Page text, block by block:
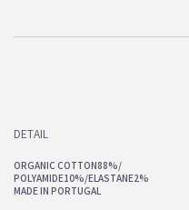
DETAIL
ORGANIC COTTON88%/
POLYAMIDE10%/ELASTANE2%
MADE IN PORTUGAL